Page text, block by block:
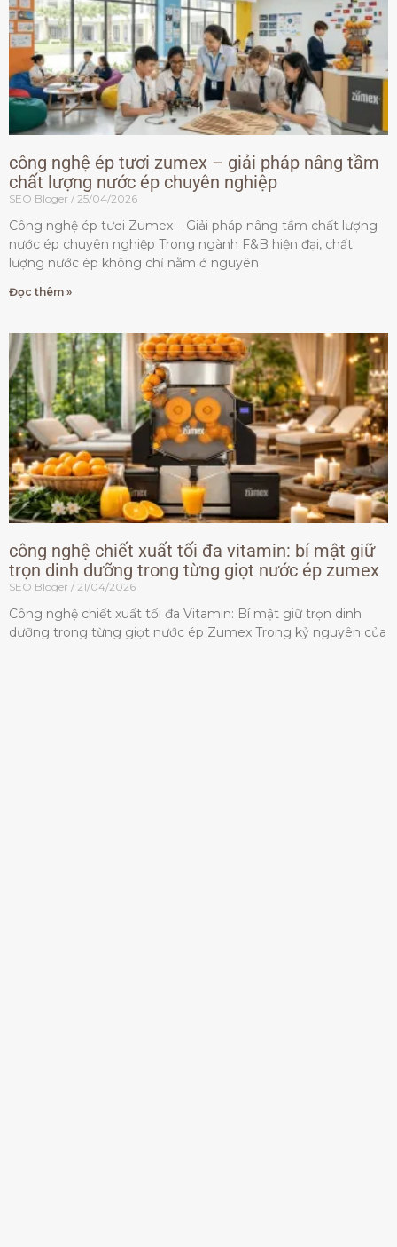
công nghệ ép tươi zumex – giải pháp nâng tầm
chất lượng nước ép chuyên nghiệp
SEO Bloger 25/04/2026
Công nghệ ép tươi Zumex – Giải pháp nâng tầm chất lượng
nước ép chuyên nghiệp Trong ngành F&B hiện đại, chất
lượng nước ép không chỉ nằm ở nguyên
Đọc thêm »
công nghệ chiết xuất tối đa vitamin: bí mật giữ
trọn dinh dưỡng trong từng giọt nước ép zumex
SEO Bloger 21/04/2026
Công nghệ chiết xuất tối đa Vitamin: Bí mật giữ trọn dinh
dưỡng trong từng giọt nước ép Zumex Trong kỷ nguyên của